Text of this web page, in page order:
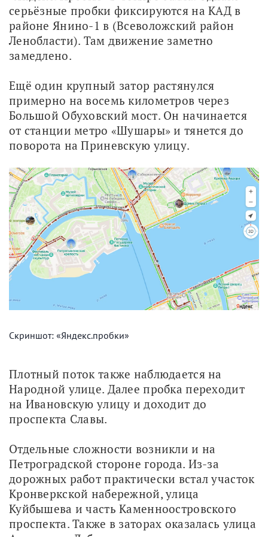
серьёзные пробки фиксируются на КАД в
районе Янино-1 в (Всеволожский район
Ленобласти). Там движение заметно
замедлено.
Ещё один крупный затор растянулся
примерно на восемь километров через
Большой Обуховский мост. Он начинается
от станции метро «Шушары» и тянется до
поворота на Приневскую улицу.
Скриншот: «Яндекс.пробки»
Плотный поток также наблюдается на
Народной улице. Далее пробка переходит
на Ивановскую улицу и доходит до
проспекта Славы.
Отдельные сложности возникли и на
Петроградской стороне города. Из-за
дорожных работ практически встал участок
Кронверкской набережной, улица
Куйбышева и часть Каменноостровского
проспекта. Также в заторах оказалась улица